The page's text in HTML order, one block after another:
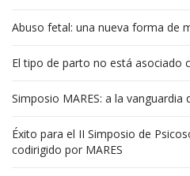
Abuso fetal: una nueva forma de
El tipo de parto no está asociado
Simposio MARES: a la vanguardia
Éxito para el II Simposio de
codirigido por MARES